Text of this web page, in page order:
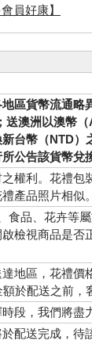
會員好康】
區貨幣流通
澳洲以澳幣
台幣（NTD
公告該貨幣兌
權利。花禮
產品照片相似。
品、花卉等
檢視商品是
地區，花禮
於配送之前，
段，我們將盡
配送完成，